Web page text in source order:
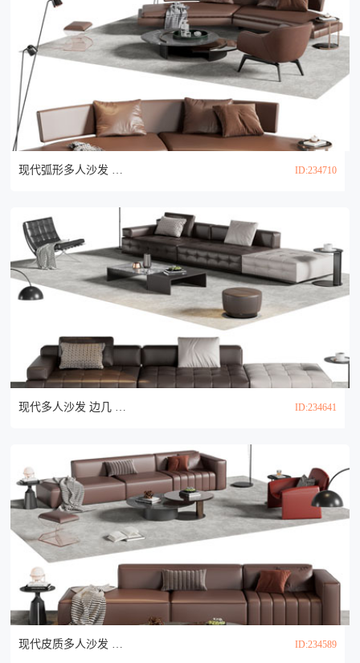
现代弧形多人沙发 休闲椅子和茶几组合3d模型 ID:234710
现代多人沙发 边几 茶几组合3d模型 ID:234641
现代皮质多人沙发 休闲椅子和茶几组合3d模型 ID:234589